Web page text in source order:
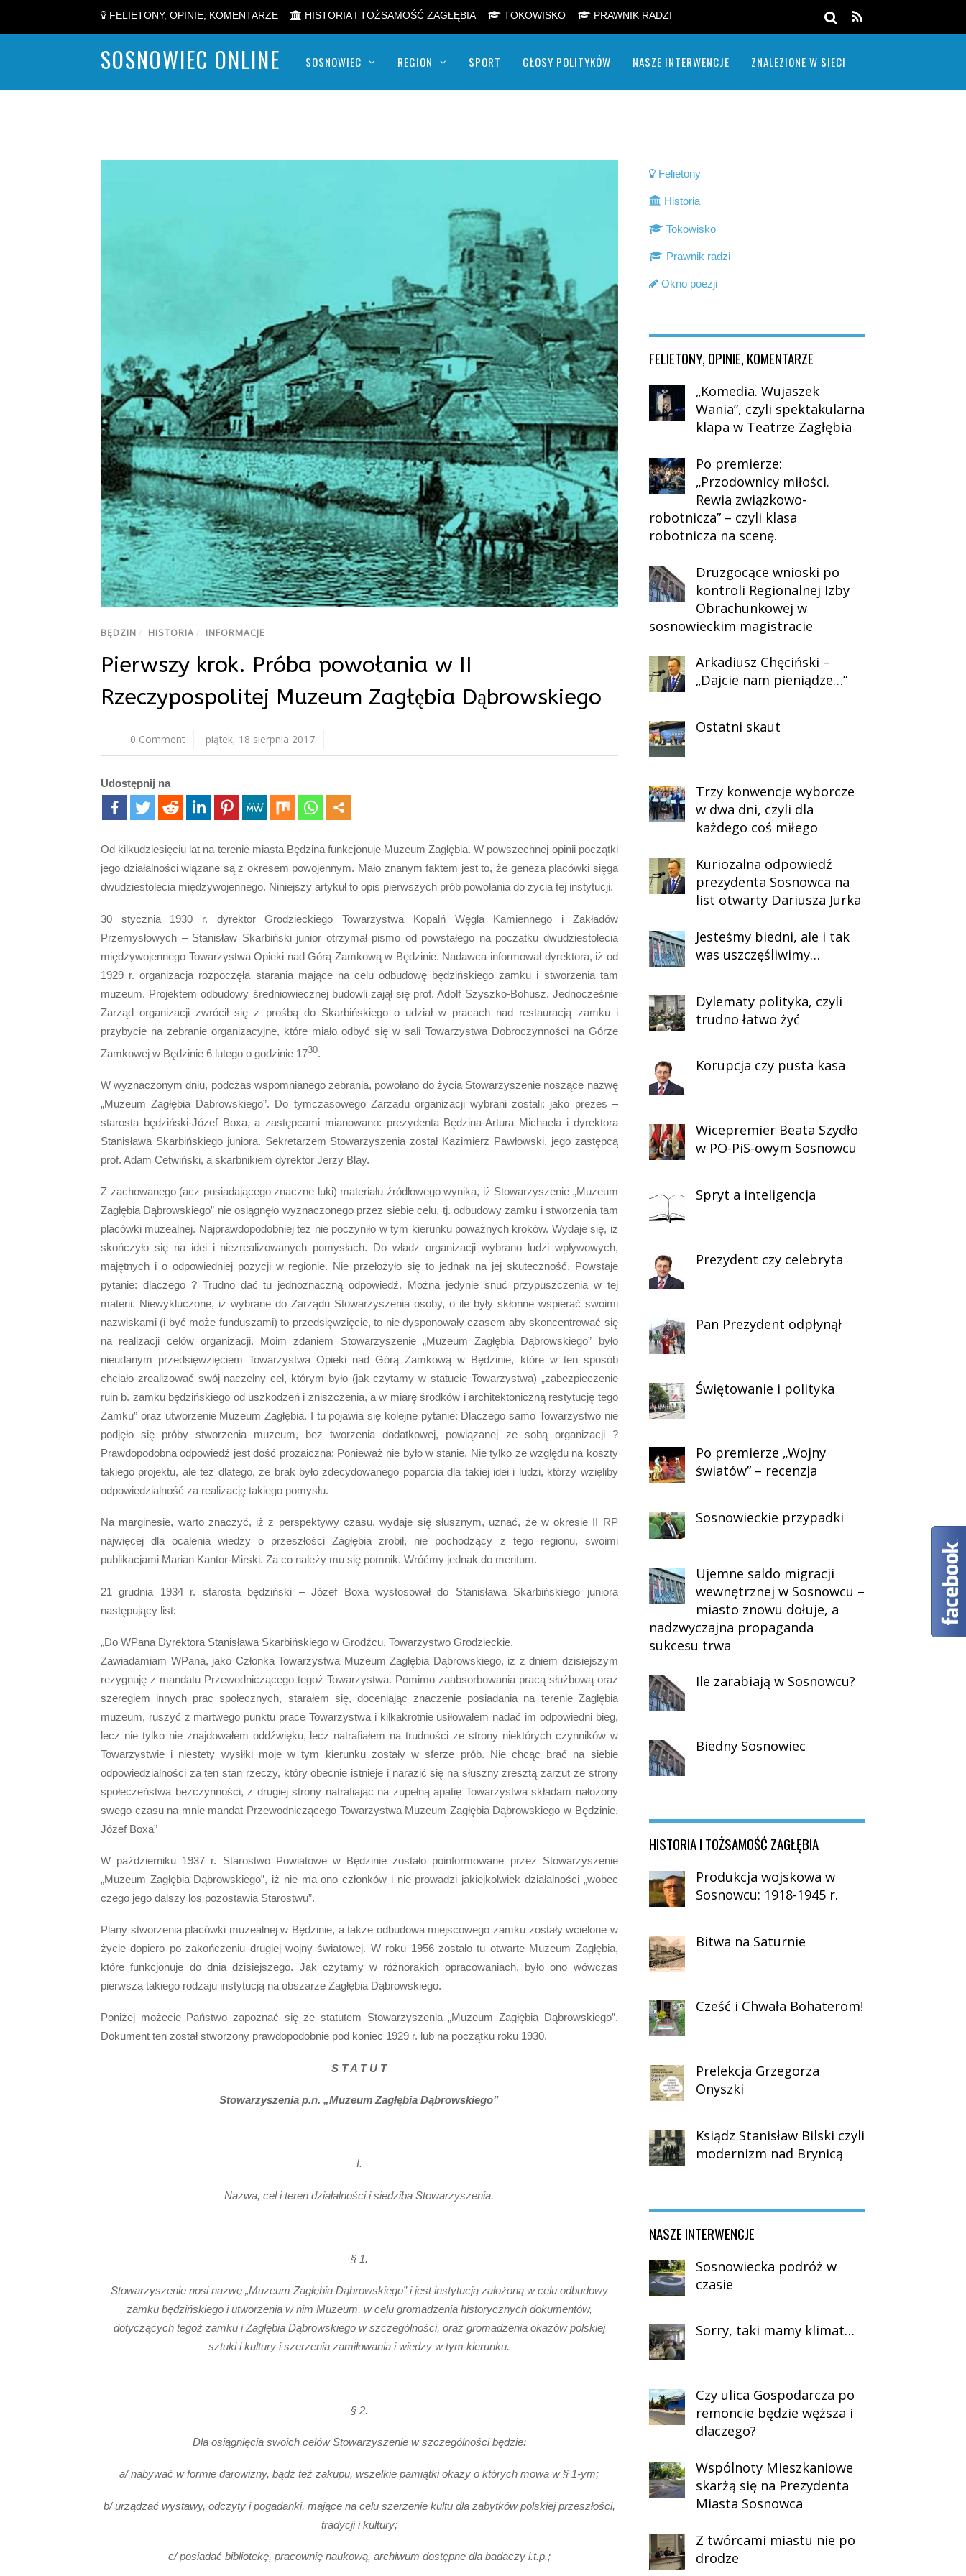
FELIETONY, OPINIE, KOMENTARZE HISTORIA I TOŻSAMOŚĆ ZAGŁĘBIA TOKOWISKO PRAWNIK RADZI
SOSNOWIEC ONLINE SOSNOWIEC REGION SPORT GŁOSY POLITYKÓW NASZE INTERWENCJE ZNALEZIONE W SIECI
BĘDZIN / HISTORIA / INFORMACJE
Pierwszy krok. Próba powołania w II
Rzeczypospolitej Muzeum Zagłębia Dąbrowskiego
0 Comment piątek, 18 sierpnia 2017
Udostępnij na
Od kilkudziesięciu lat na terenie miasta Będzina funkcjonuje Muzeum Zagłębia. W powszechnej opinii początki
jego działalności wiązane są z okresem powojennym. Mało znanym faktem jest to, że geneza placówki sięga
dwudziestolecia międzywojennego. Niniejszy artykuł to opis pierwszych prób powołania do życia tej instytucji.
30 stycznia 1930 r. dyrektor Grodzieckiego Towarzystwa Kopalń Węgla Kamiennego i Zakładów
Przemysłowych – Stanisław Skarbiński junior otrzymał pismo od powstałego na początku dwudziestolecia
międzywojennego Towarzystwa Opieki nad Górą Zamkową w Będzinie. Nadawca informował dyrektora, iż od
1929 r. organizacja rozpoczęła starania mające na celu odbudowę będzińskiego zamku i stworzenia tam
muzeum. Projektem odbudowy średniowiecznej budowli zajął się prof. Adolf Szyszko-Bohusz. Jednocześnie
Zarząd organizacji zwrócił się z prośbą do Skarbińskiego o udział w pracach nad restauracją zamku i
przybycie na zebranie organizacyjne, które miało odbyć się w sali Towarzystwa Dobroczynności na Górze
Zamkowej w Będzinie 6 lutego o godzinie 1730.
W wyznaczonym dniu, podczas wspomnianego zebrania, powołano do życia Stowarzyszenie noszące nazwę
„Muzeum Zagłębia Dąbrowskiego”. Do tymczasowego Zarządu organizacji wybrani zostali: jako prezes –
starosta będziński-Józef Boxa, a zastępcami mianowano: prezydenta Będzina-Artura Michaela i dyrektora
Stanisława Skarbińskiego juniora. Sekretarzem Stowarzyszenia został Kazimierz Pawłowski, jego zastępcą
prof. Adam Cetwiński, a skarbnikiem dyrektor Jerzy Blay.
Z zachowanego (acz posiadającego znaczne luki) materiału źródłowego wynika, iż Stowarzyszenie „Muzeum
Zagłębia Dąbrowskiego” nie osiągnęło wyznaczonego przez siebie celu, tj. odbudowy zamku i stworzenia tam
placówki muzealnej. Najprawdopodobniej też nie poczyniło w tym kierunku poważnych kroków. Wydaje się, iż
skończyło się na idei i niezrealizowanych pomysłach. Do władz organizacji wybrano ludzi wpływowych,
majętnych i o odpowiedniej pozycji w regionie. Nie przełożyło się to jednak na jej skuteczność. Powstaje
pytanie: dlaczego ? Trudno dać tu jednoznaczną odpowiedź. Można jedynie snuć przypuszczenia w tej
materii. Niewykluczone, iż wybrane do Zarządu Stowarzyszenia osoby, o ile były skłonne wspierać swoimi
nazwiskami (i być może funduszami) to przedsięwzięcie, to nie dysponowały czasem aby skoncentrować się
na realizacji celów organizacji. Moim zdaniem Stowarzyszenie „Muzeum Zagłębia Dąbrowskiego” było
nieudanym przedsięwzięciem Towarzystwa Opieki nad Górą Zamkową w Będzinie, które w ten sposób
chciało zrealizować swój naczelny cel, którym było (jak czytamy w statucie Towarzystwa) „zabezpieczenie
ruin b. zamku będzińskiego od uszkodzeń i zniszczenia, a w miarę środków i architektoniczną restytucję tego
Zamku” oraz utworzenie Muzeum Zagłębia. I tu pojawia się kolejne pytanie: Dlaczego samo Towarzystwo nie
podjęło się próby stworzenia muzeum, bez tworzenia dodatkowej, powiązanej ze sobą organizacji ?
Prawdopodobna odpowiedź jest dość prozaiczna: Ponieważ nie było w stanie. Nie tylko ze względu na koszty
takiego projektu, ale też dlatego, że brak było zdecydowanego poparcia dla takiej idei i ludzi, którzy wzięliby
odpowiedzialność za realizację takiego pomysłu.
Na marginesie, warto znaczyć, iż z perspektywy czasu, wydaje się słusznym, uznać, że w okresie II RP
najwięcej dla ocalenia wiedzy o przeszłości Zagłębia zrobił, nie pochodzący z tego regionu, swoimi
publikacjami Marian Kantor-Mirski. Za co należy mu się pomnik. Wróćmy jednak do meritum.
21 grudnia 1934 r. starosta będziński – Józef Boxa wystosował do Stanisława Skarbińskiego juniora
następujący list:
„Do WPana Dyrektora Stanisława Skarbińskiego w Grodźcu. Towarzystwo Grodzieckie.
Zawiadamiam WPana, jako Członka Towarzystwa Muzeum Zagłębia Dąbrowskiego, iż z dniem dzisiejszym
rezygnuję z mandatu Przewodniczącego tegoż Towarzystwa. Pomimo zaabsorbowania pracą służbową oraz
szeregiem innych prac społecznych, starałem się, doceniając znaczenie posiadania na terenie Zagłębia
muzeum, ruszyć z martwego punktu prace Towarzystwa i kilkakrotnie usiłowałem nadać im odpowiedni bieg,
lecz nie tylko nie znajdowałem oddźwięku, lecz natrafiałem na trudności ze strony niektórych czynników w
Towarzystwie i niestety wysiłki moje w tym kierunku zostały w sferze prób. Nie chcąc brać na siebie
odpowiedzialności za ten stan rzeczy, który obecnie istnieje i narazić się na słuszny zresztą zarzut ze strony
społeczeństwa bezczynności, z drugiej strony natrafiając na zupełną apatię Towarzystwa składam nałożony
swego czasu na mnie mandat Przewodniczącego Towarzystwa Muzeum Zagłębia Dąbrowskiego w Będzinie.
Józef Boxa”
W październiku 1937 r. Starostwo Powiatowe w Będzinie zostało poinformowane przez Stowarzyszenie
„Muzeum Zagłębia Dąbrowskiego”, iż nie ma ono członków i nie prowadzi jakiejkolwiek działalności „wobec
czego jego dalszy los pozostawia Starostwu”.
Plany stworzenia placówki muzealnej w Będzinie, a także odbudowa miejscowego zamku zostały wcielone w
życie dopiero po zakończeniu drugiej wojny światowej. W roku 1956 zostało tu otwarte Muzeum Zagłębia,
które funkcjonuje do dnia dzisiejszego. Jak czytamy w różnorakich opracowaniach, było ono wówczas
pierwszą takiego rodzaju instytucją na obszarze Zagłębia Dąbrowskiego.
Poniżej możecie Państwo zapoznać się ze statutem Stowarzyszenia „Muzeum Zagłębia Dąbrowskiego”.
Dokument ten został stworzony prawdopodobnie pod koniec 1929 r. lub na początku roku 1930.
S T A T U T
Stowarzyszenia p.n. „Muzeum Zagłębia Dąbrowskiego”
I.
Nazwa, cel i teren działalności i siedziba Stowarzyszenia.
§ 1.
Stowarzyszenie nosi nazwę „Muzeum Zagłębia Dąbrowskiego” i jest instytucją założoną w celu odbudowy
zamku będzińskiego i utworzenia w nim Muzeum, w celu gromadzenia historycznych dokumentów,
dotyczących tegoż zamku i Zagłębia Dąbrowskiego w szczególności, oraz gromadzenia okazów polskiej
sztuki i kultury i szerzenia zamiłowania i wiedzy w tym kierunku.
§ 2.
Dla osiągnięcia swoich celów Stowarzyszenie w szczególności będzie:
a/ nabywać w formie darowizny, bądź też zakupu, wszelkie pamiątki okazy o których mowa w § 1-ym;
b/ urządzać wystawy, odczyty i pogadanki, mające na celu szerzenie kultu dla zabytków polskiej przeszłości,
tradycji i kultury;
c/ posiadać bibliotekę, pracownię naukową, archiwum dostępne dla badaczy i.t.p.;
Felietony
Historia
Tokowisko
Prawnik radzi
Okno poezji
FELIETONY, OPINIE, KOMENTARZE
„Komedia. Wujaszek
Wania”, czyli spektakularna
klapa w Teatrze Zagłębia
Po premierze:
„Przodownicy miłości.
Rewia związkowo-
robotnicza” – czyli klasa
robotnicza na scenę.
Druzgocące wnioski po
kontroli Regionalnej Izby
Obrachunkowej w
sosnowieckim magistracie
Arkadiusz Chęciński –
„Dajcie nam pieniądze…”
Ostatni skaut
Trzy konwencje wyborcze
w dwa dni, czyli dla
każdego coś miłego
Kuriozalna odpowiedź
prezydenta Sosnowca na
list otwarty Dariusza Jurka
Jesteśmy biedni, ale i tak
was uszczęśliwimy…
Dylematy polityka, czyli
trudno łatwo żyć
Korupcja czy pusta kasa
Wicepremier Beata Szydło
w PO-PiS-owym Sosnowcu
Spryt a inteligencja
Prezydent czy celebryta
Pan Prezydent odpłynął
Świętowanie i polityka
Po premierze „Wojny
światów” – recenzja
Sosnowieckie przypadki
Ujemne saldo migracji
wewnętrznej w Sosnowcu –
miasto znowu dołuje, a
nadzwyczajna propaganda
sukcesu trwa
Ile zarabiają w Sosnowcu?
Biedny Sosnowiec
HISTORIA I TOŻSAMOŚĆ ZAGŁĘBIA
Produkcja wojskowa w
Sosnowcu: 1918-1945 r.
Bitwa na Saturnie
Cześć i Chwała Bohaterom!
Prelekcja Grzegorza
Onyszki
Ksiądz Stanisław Bilski czyli
modernizm nad Brynicą
NASZE INTERWENCJE
Sosnowiecka podróż w
czasie
Sorry, taki mamy klimat…
Czy ulica Gospodarcza po
remoncie będzie węższa i
dlaczego?
Wspólnoty Mieszkaniowe
skarżą się na Prezydenta
Miasta Sosnowca
Z twórcami miastu nie po
drodze